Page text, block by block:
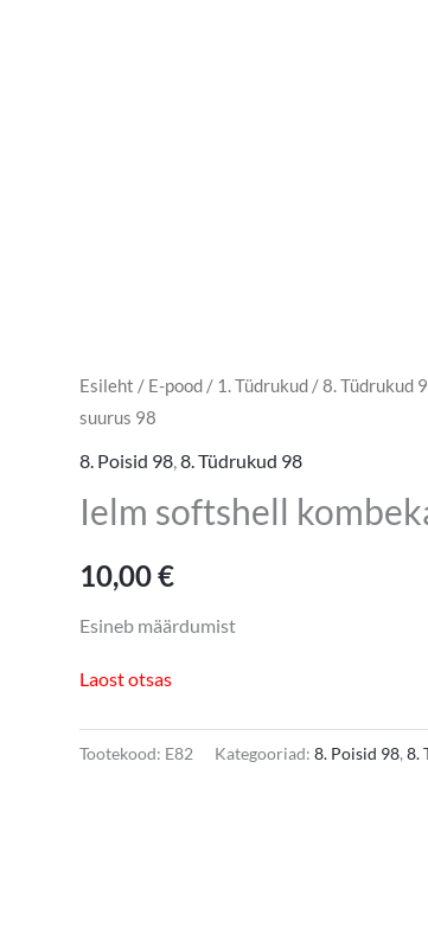
Esileht / E-pood/ 1. Tüdrukud/8. Tüdrukud
suurus 98
8. Poisid 98,8. Tüdrukud 98
Ielm softshell
10,00€
Esineb määrdumist
Laost otsas
Tootekood: E82 Kategooriad: 8. Poisid 98, 8.